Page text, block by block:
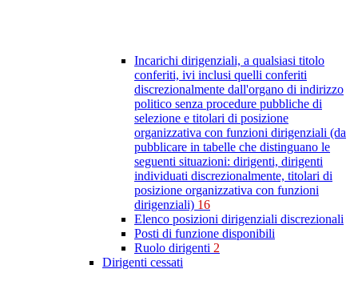
Incarichi dirigenziali, a qualsiasi titolo
conferiti, ivi inclusi quelli conferiti
discrezionalmente dall'organo di indirizzo
politico senza procedure pubbliche di
selezione e titolari di posizione
organizzativa con funzioni dirigenziali (da
pubblicare in tabelle che distinguano le
seguenti situazioni: dirigenti, dirigenti
individuati discrezionalmente, titolari di
posizione organizzativa con funzioni
dirigenziali) 16
Elenco posizioni dirigenziali discrezionali
Posti di funzione disponibili
Ruolo dirigenti 2
Dirigenti cessati